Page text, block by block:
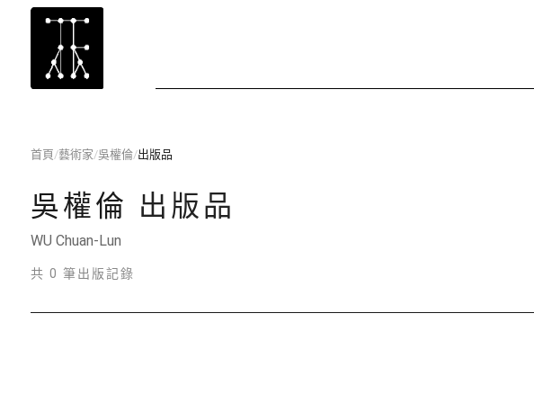
首頁/藝術家/吳權倫/出版品
吳權倫 出版品
WU Chuan-Lun
共 0 筆出版記錄